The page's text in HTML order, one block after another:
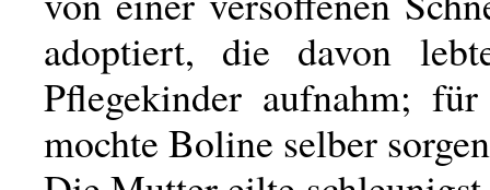
adoptiert, die davon
Pflegekinder aufnahm;
mochte Boline selber